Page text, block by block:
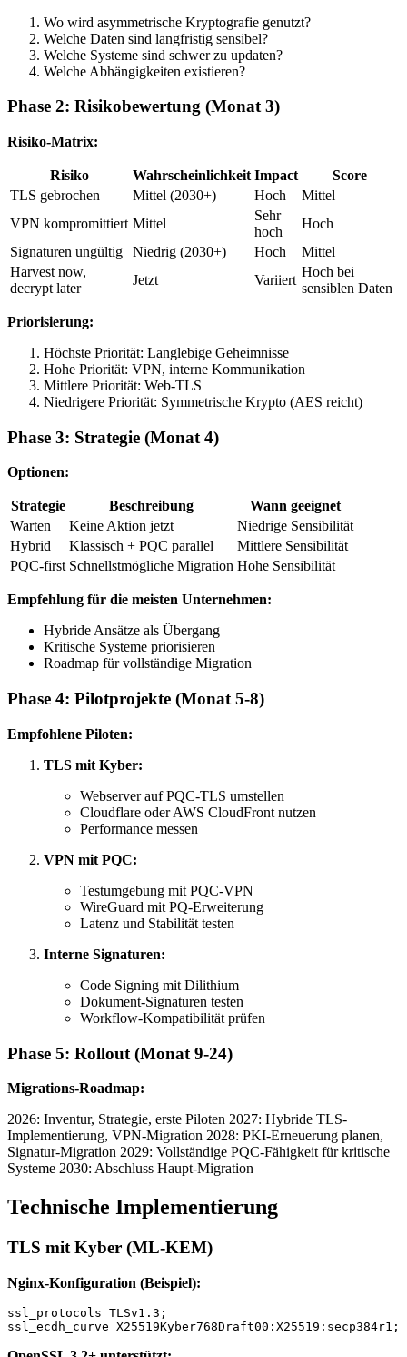
Wo wird asymmetrische Kryptografie genutzt?
Welche Daten sind langfristig sensibel?
Welche Systeme sind schwer zu updaten?
Welche Abhängigkeiten existieren?
Phase 2: Risikobewertung (Monat 3)
Risiko-Matrix:
Risiko Wahrscheinlichkeit Impact
Score
TLS gebrochen
Mittel (2030+) Hoch
Mittel
VPN kompromittiert Mittel
Sehr
hoch
Hoch
Signaturen ungültig
Niedrig (2030+) Hoch
Mittel
Harvest now,
decrypt later
Jetzt Variiert
Hoch bei
sensiblen Daten
Priorisierung:
Höchste Priorität: Langlebige Geheimnisse
Hohe Priorität: VPN, interne Kommunikation
Mittlere Priorität: Web-TLS
Niedrigere Priorität: Symmetrische Krypto (AES reicht)
Phase 3: Strategie (Monat 4)
Optionen:
Strategie Beschreibung
Wann geeignet
Warten
Keine Aktion jetzt
Niedrige Sensibilität
Hybrid
Klassisch + PQC parallel
Mittlere Sensibilität
PQC-first Schnellstmögliche Migration Hohe Sensibilität
Empfehlung für die meisten Unternehmen:
Hybride Ansätze als Übergang
Kritische Systeme priorisieren
Roadmap für vollständige Migration
Phase 4: Pilotprojekte (Monat 5-8)
Empfohlene Piloten:
TLS mit Kyber:
Webserver auf PQC-TLS umstellen
Cloudflare oder AWS CloudFront nutzen
Performance messen
VPN mit PQC:
Testumgebung mit PQC-VPN
WireGuard mit PQ-Erweiterung
Latenz und Stabilität testen
Interne Signaturen:
Code Signing mit Dilithium
Dokument-Signaturen testen
Workflow-Kompatibilität prüfen
Phase 5: Rollout (Monat 9-24)
Migrations-Roadmap:
2026: Inventur, Strategie, erste Piloten 2027: Hybride TLS-
Implementierung, VPN-Migration 2028: PKI-Erneuerung planen,
Signatur-Migration 2029: Vollständige PQC-Fähigkeit für kritische
Systeme 2030: Abschluss Haupt-Migration
Technische Implementierung
TLS mit Kyber (ML-KEM)
Nginx-Konfiguration (Beispiel):
ssl_protocols TLSv1.3;